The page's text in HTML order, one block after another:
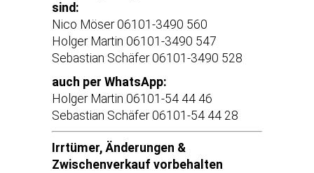
sind:
Nico Möser 06101-3490 560
Holger Martin 06101-3490 547
Sebastian Schäfer 06101-3490 528
auch per WhatsApp:
Holger Martin 06101-54 44 46
Sebastian Schäfer 06101-54 44 28
Irrtümer, Änderungen &
Zwischenverkauf vorbehalten